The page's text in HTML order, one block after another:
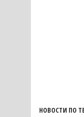
НОВОСТИ ПО